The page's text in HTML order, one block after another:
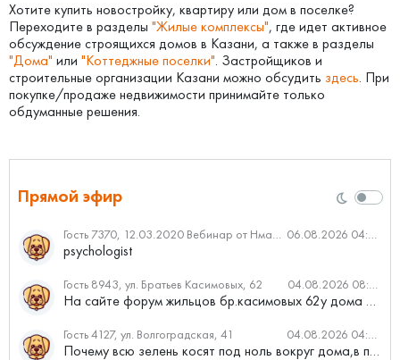
Хотите купить новостройку, квартиру или дом в поселке?
Переходите в разделы "Жилые комплексы", где идет активное
обсуждение строящихся домов в Казани, а также в разделы
"Дома" или "Коттеджные поселки". Застройщиков и
строительные организации Казани можно обсудить здесь. При
покупке/продаже недвижимости принимайте только
обдуманные решения.
Прямой эфир
Гость 7370, 12.03.2020 Вебинар от Нмаркет.ПРО: «Актуальное об ипотеке: что нужно знать» 06.08.2026 04:00
psychologist
Гость 8943, ул. Братьев Касимовых, 62 04.08.2026 08:34
На сайте форум жильцов бр.касимовых 62у дома растут красивые...
Гость 4127, ул. Волгоградская, 41 04.08.2026 04:46
Почему всю зелень косят под ноль вокруг дома,в полисадниках....